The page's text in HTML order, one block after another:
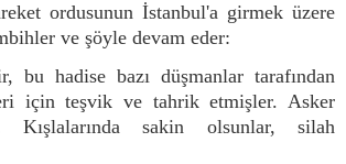
ordusunun İstanbul'a girmek üzere
ve şöyle devam eder:
hadise bazı düşmanlar tarafından
için teşvik ve tahrik etmişler. Asker
Kışlalarında sakin olsunlar, silah